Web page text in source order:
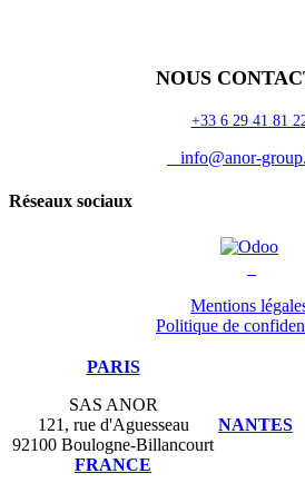
NOUS
+33 6 29 41 81
info@anor-
Réseaux sociaux
Mentions
Politique de
PARIS
SAS ANOR
121, rue d'Aguesseau
92100 Boulogne-Billancourt
FRANCE
NANTES